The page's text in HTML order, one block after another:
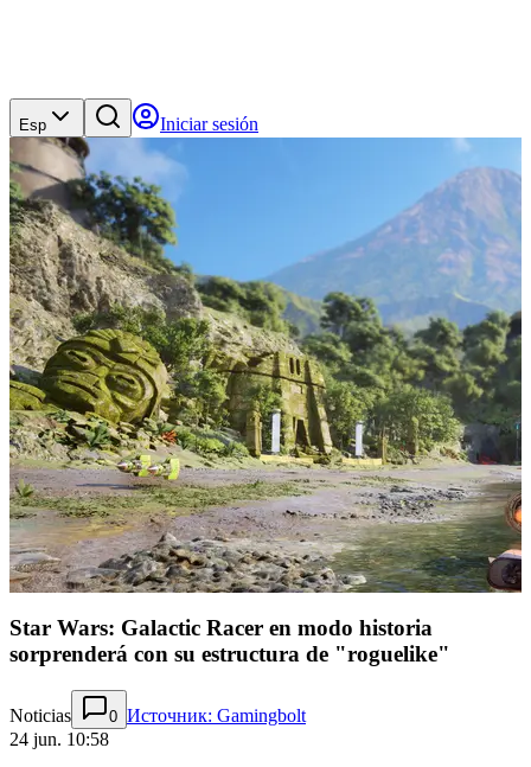
Esp Iniciar sesión
Star Wars: Galactic Racer en modo historia
sorprenderá con su estructura de "roguelike"
Noticias 0 Источник: Gamingbolt
24 jun. 10:58